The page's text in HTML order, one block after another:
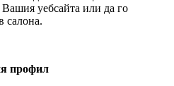
уебсайта или да го
салона.
профил